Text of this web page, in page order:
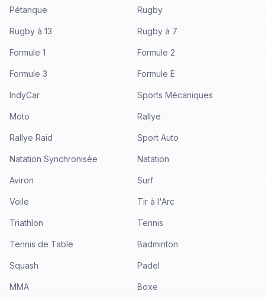
Pétanque Rugby
Rugby à 13 Rugby à 7
Formule 1 Formule 2
Formule 3 Formule E
IndyCar Sports Mécaniques
Moto Rallye
Rallye Raid Sport Auto
Natation Synchronisée Natation
Aviron Surf
Voile Tir à l'Arc
Triathlon Tennis
Tennis de Table Badminton
Squash Padel
MMA Boxe